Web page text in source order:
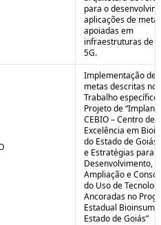
para o
aplicações de
apoiadas em
infraestruturas de
5G.
Implementação de
metas descritas no
Trabalho específico
Projeto de
CEBIO – Centro de
Excelência em
do Estado de Goiás
e Estratégias para o
Desenvolvimento,
Ampliação e
do Uso de
Ancoradas no
Estadual
Estado de Goiás”